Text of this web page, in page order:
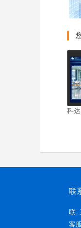
科
联
联
客